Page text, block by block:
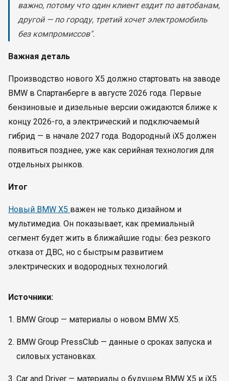
важно, потому что один клиент ездит по автобанам,
другой — по городу, третий хочет электромобиль
без компромиссов".
Важная деталь
Производство нового X5 должно стартовать на заводе
BMW в Спартанберге в августе 2026 года. Первые
бензиновые и дизельные версии ожидаются ближе к
концу 2026-го, а электрический и подключаемый
гибрид — в начале 2027 года. Водородный iX5 должен
появиться позднее, уже как серийная технология для
отдельных рынков.
Итог
Новый BMW X5 важен не только дизайном и
мультимедиа. Он показывает, как премиальный
сегмент будет жить в ближайшие годы: без резкого
отказа от ДВС, но с быстрым развитием
электрических и водородных технологий.
Источники:
BMW Group — материалы о новом BMW X5.
BMW Group PressClub — данные о сроках запуска и
силовых установках.
Car and Driver — материалы о будущем BMW X5 и iX5.